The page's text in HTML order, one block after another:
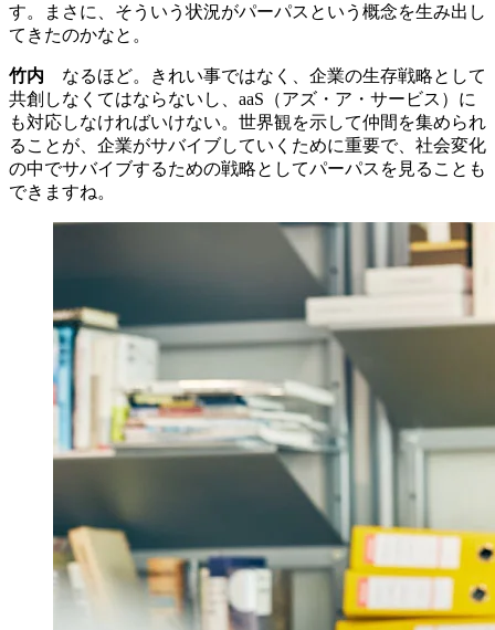
す。まさに、そういう状況がパーパスという概念を生み出し
てきたのかなと。
竹内 なるほど。きれい事ではなく、企業の生存戦略として
共創しなくてはならないし、aaS（アズ・ア・サービス）に
も対応しなければいけない。世界観を示して仲間を集められ
ることが、企業がサバイブしていくために重要で、社会変化
の中でサバイブするための戦略としてパーパスを見ることも
できますね。